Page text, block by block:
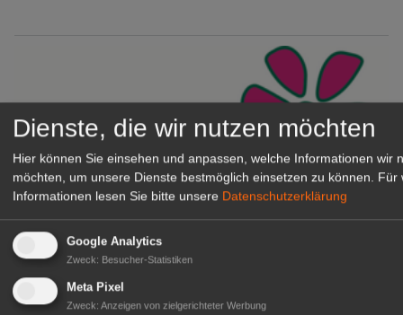
Gärtnerei Hanns
Mitarbeiter (m/w/d) für unsere
Logistikhalle
Herongen
Dienste, die wir nutzen möchten
Hier können Sie einsehen und anpassen, welche Informationen wir
möchten, um unsere Dienste bestmöglich einsetzen zu können. Für
Informationen lesen Sie bitte unsere Datenschutzerklärung
Google Analytics
Zweck: Besucher-Statistiken
Meta Pixel
Zweck: Anzeigen von zielgerichteter Werbung